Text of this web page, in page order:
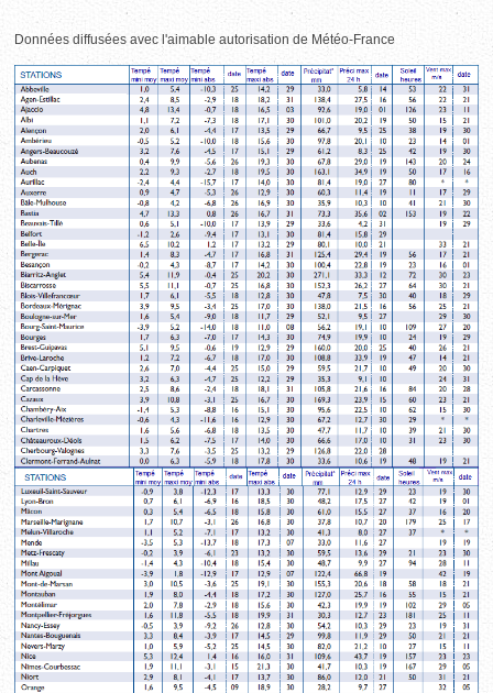
Données diffusées avec l'aimable autorisation de Météo-France